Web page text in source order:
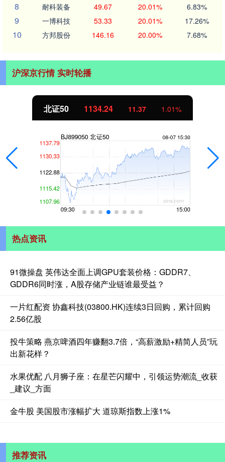
8 耐科装备 49.67 20.01% 6.83%
9 一博科技 53.33 20.01% 17.26%
10 方邦股份 146.16 20.00% 7.68%
沪深京行情 实时轮播
北证50 1134.24 11.37 1.01%
热点资讯
91微操盘 英伟达全面上调GPU套装价格：GDDR7、
GDDR6同时涨，A股存储产业链谁最受益？
一片红配资 协鑫科技(03800.HK)连续3日回购，累计回购
2.56亿股
投牛策略 燕京啤酒四年赚翻3.7倍，“高薪激励+精简人员”玩
出新花样？
水果优配 八月狮子座：在星芒闪耀中，引领运势潮流_收获
_建议_方面
金牛股 美国股市涨幅扩大 道琼斯指数上涨1%
推荐资讯